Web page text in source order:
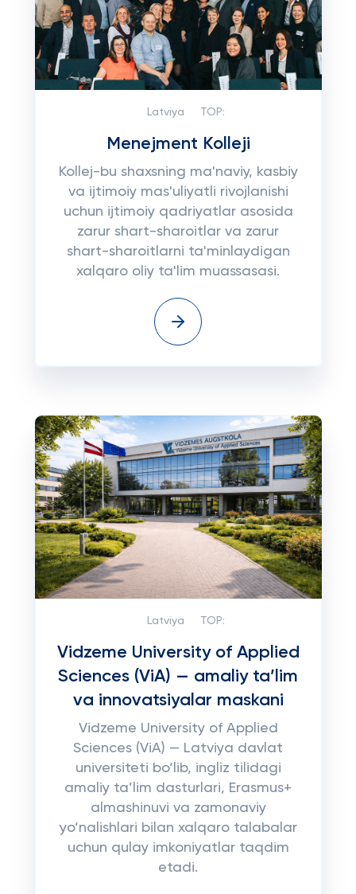
Latviya TOP:
Menejment Kolleji
Kollej-bu shaxsning ma'naviy, kasbiy
va ijtimoiy mas'uliyatli rivojlanishi
uchun ijtimoiy qadriyatlar asosida
zarur shart-sharoitlar va zarur
shart-sharoitlarni ta'minlaydigan
xalqaro oliy ta'lim muassasasi.
Latviya TOP:
Vidzeme University of Applied
Sciences (ViA) — amaliy ta’lim
va innovatsiyalar maskani
Vidzeme University of Applied
Sciences (ViA) — Latviya davlat
universiteti bo‘lib, ingliz tilidagi
amaliy ta’lim dasturlari, Erasmus+
almashinuvi va zamonaviy
yo‘nalishlari bilan xalqaro talabalar
uchun qulay imkoniyatlar taqdim
etadi.